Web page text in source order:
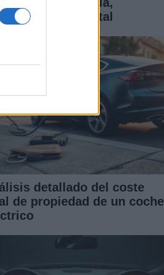
y coste total
detallado del coste
de propiedad de un coche